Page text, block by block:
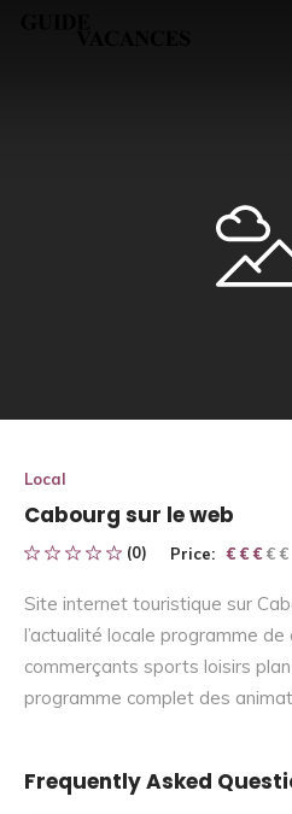
Local
Cabourg sur le web
(0) Price: € € € € €
€ € €
Site internet touristique sur
l’actualité locale programme
commerçants sports loisirs
programme complet des
Frequently Asked